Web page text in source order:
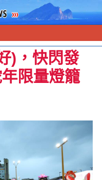
)，快閃發
限量燈籠